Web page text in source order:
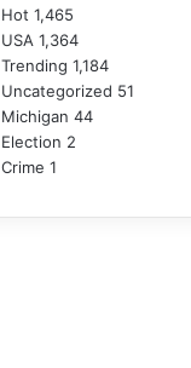
Hot 1,465
USA 1,364
Trending 1,184
Uncategorized 51
Michigan 44
Election 2
Crime 1